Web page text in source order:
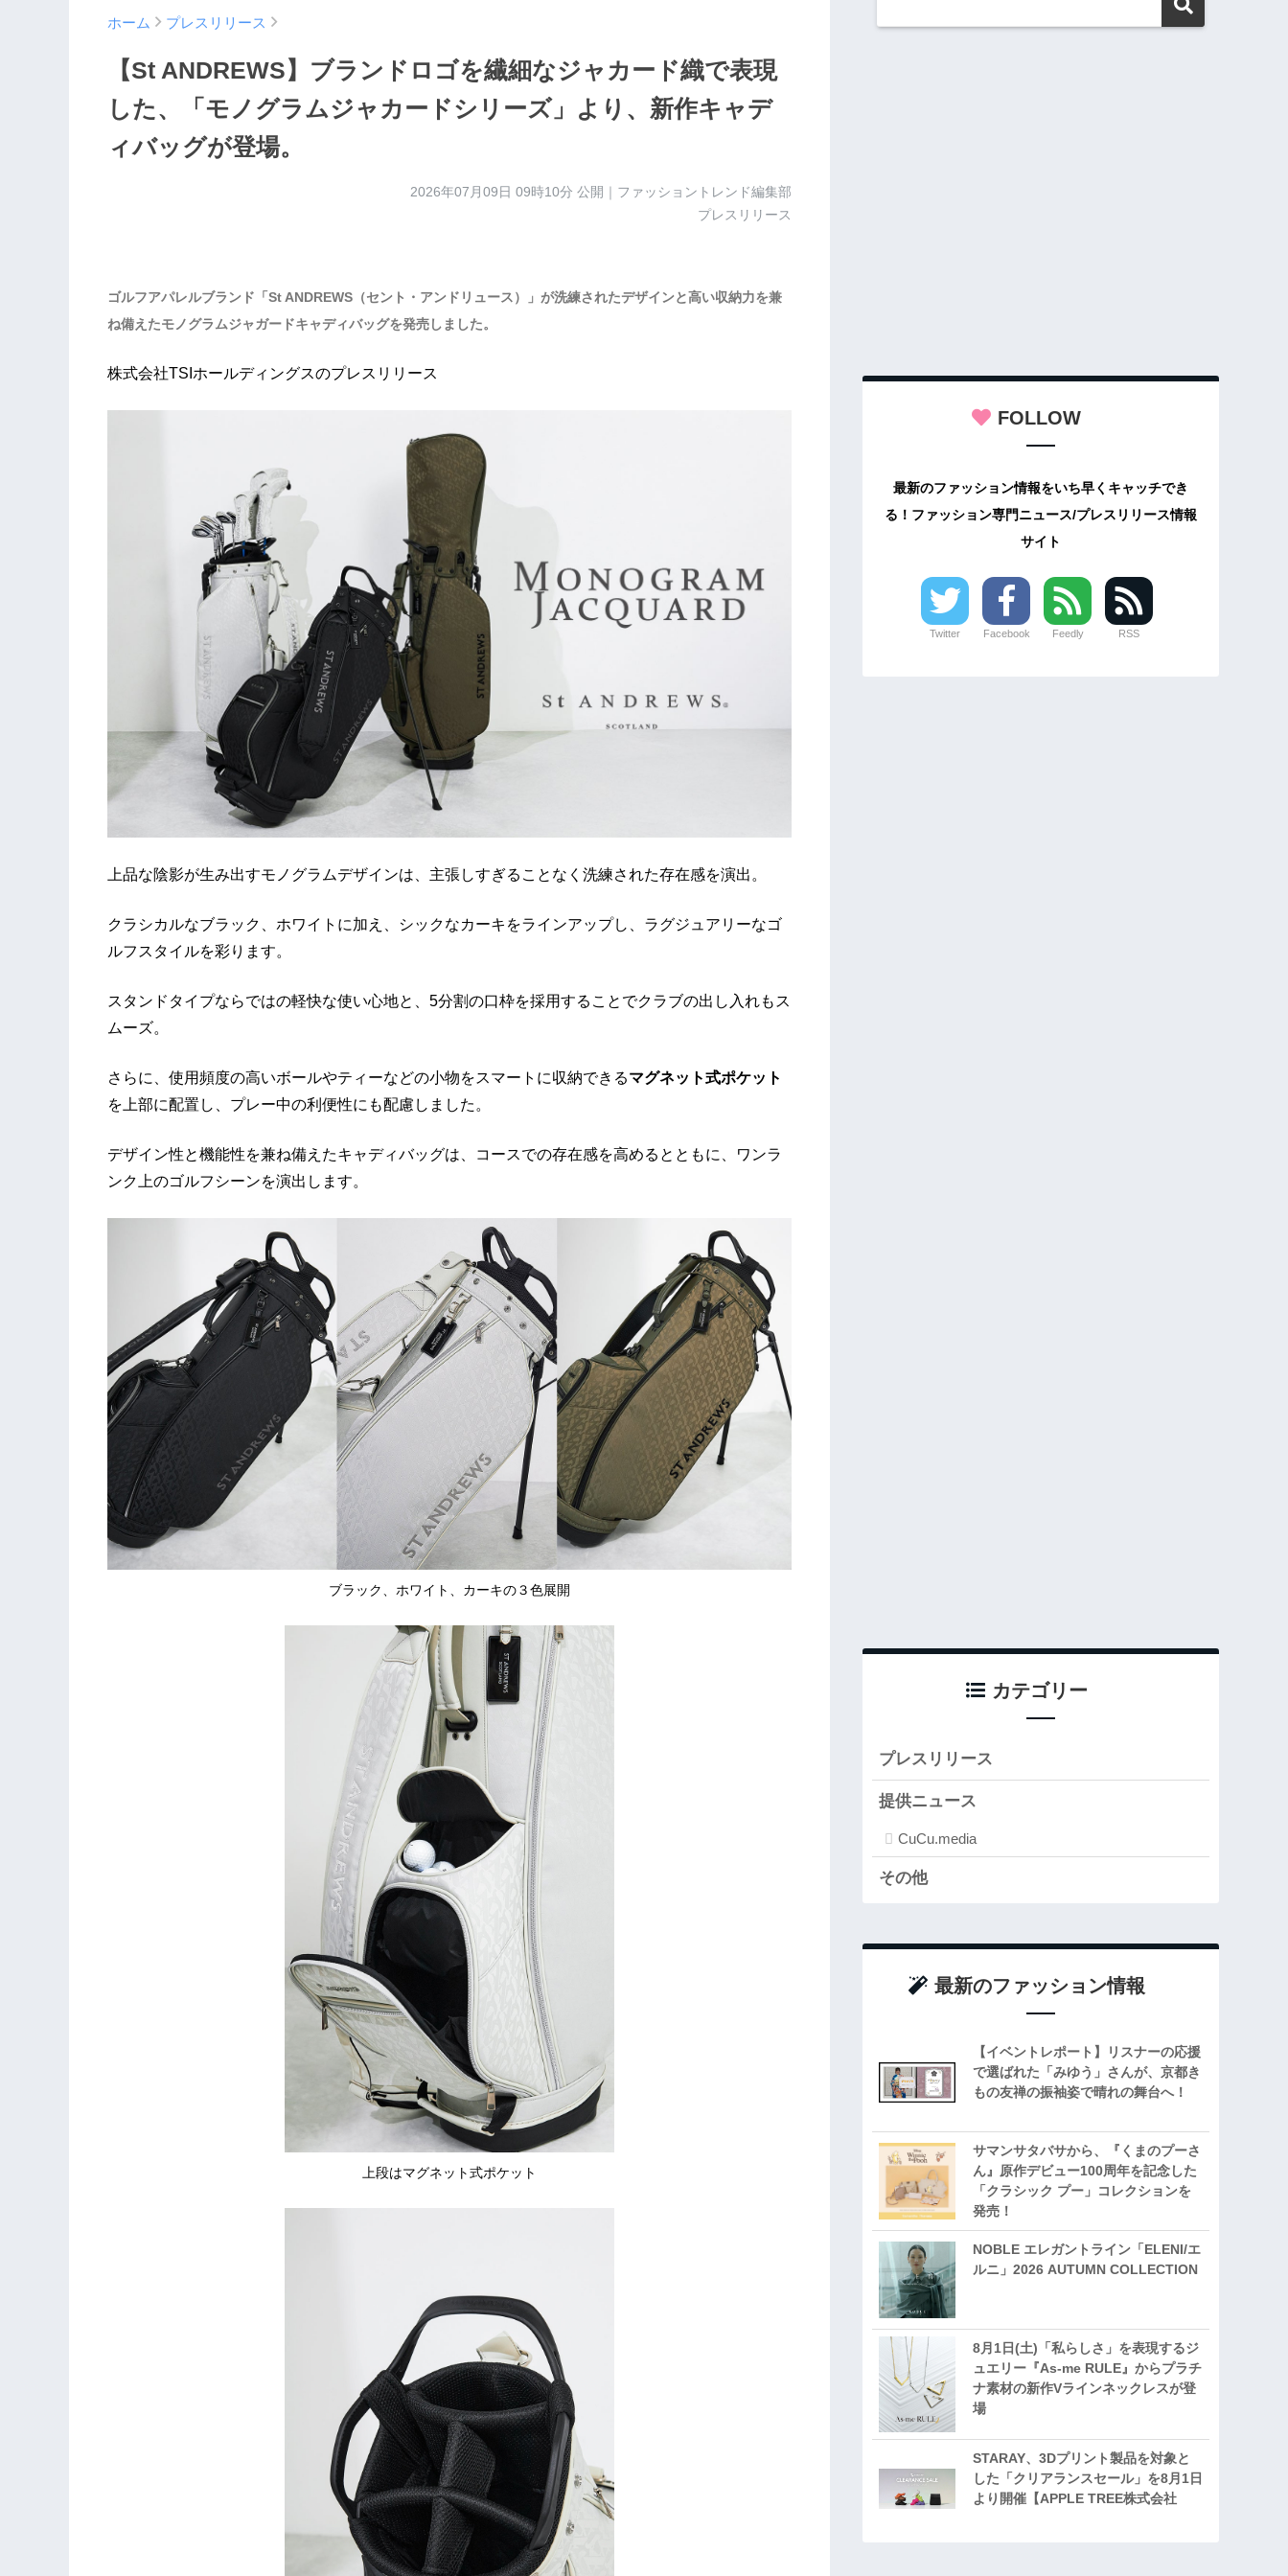
ホーム プレスリリース
【St ANDREWS】ブランドロゴを繊細なジャカード織で表現
した、「モノグラムジャカードシリーズ」より、新作キャデ
ィバッグが登場。
2026年07月09日 09時10分 公開｜ファッショントレンド編集部
プレスリリース
ゴルフアパレルブランド「St ANDREWS（セント・アンドリュース）」が洗練されたデザインと高い収納力を兼
ね備えたモノグラムジャガードキャディバッグを発売しました。
株式会社TSIホールディングスのプレスリリース
上品な陰影が生み出すモノグラムデザインは、主張しすぎることなく洗練された存在感を演出。
クラシカルなブラック、ホワイトに加え、シックなカーキをラインアップし、ラグジュアリーなゴ
ルフスタイルを彩ります。
スタンドタイプならではの軽快な使い心地と、5分割の口枠を採用することでクラブの出し入れもス
ムーズ。
さらに、使用頻度の高いボールやティーなどの小物をスマートに収納できるマグネット式ポケット
を上部に配置し、プレー中の利便性にも配慮しました。
デザイン性と機能性を兼ね備えたキャディバッグは、コースでの存在感を高めるとともに、ワンラ
ンク上のゴルフシーンを演出します。
ブラック、ホワイト、カーキの３色展開
上段はマグネット式ポケット
FOLLOW
最新のファッション情報をいち早くキャッチでき
る！ファッション専門ニュース/プレスリリース情報
サイト
Twitter Facebook Feedly RSS
カテゴリー
プレスリリース
提供ニュース
CuCu.media
その他
最新のファッション情報
【イベントレポート】リスナーの応援
で選ばれた「みゆう」さんが、京都き
もの友禅の振袖姿で晴れの舞台へ！
サマンサタバサから、『くまのプーさ
ん』原作デビュー100周年を記念した
「クラシック プー」コレクションを
発売！
NOBLE エレガントライン「ELENI/エ
ルニ」2026 AUTUMN COLLECTION
8月1日(土)「私らしさ」を表現するジ
ュエリー『As-me RULE』からプラチ
ナ素材の新作Vラインネックレスが登
場
STARAY、3Dプリント製品を対象と
した「クリアランスセール」を8月1日
より開催【APPLE TREE株式会社